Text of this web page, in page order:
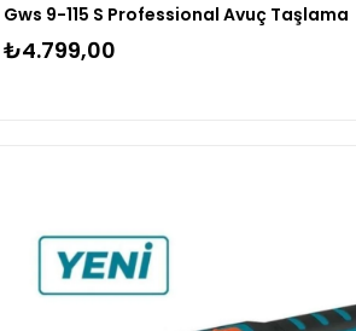
Gws 9-115 S Professional Avuç Taşlama
₺4.799,00